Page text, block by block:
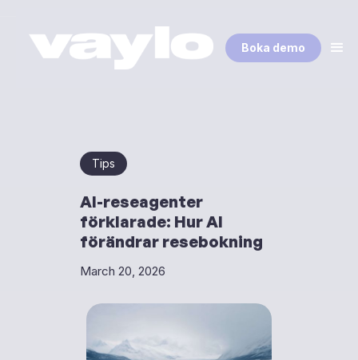
Boka demo
Tips
AI-reseagenter
förklarade: Hur AI
förändrar resebokning
March 20, 2026